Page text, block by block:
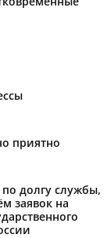
приятно
долгу службы,
заявок на